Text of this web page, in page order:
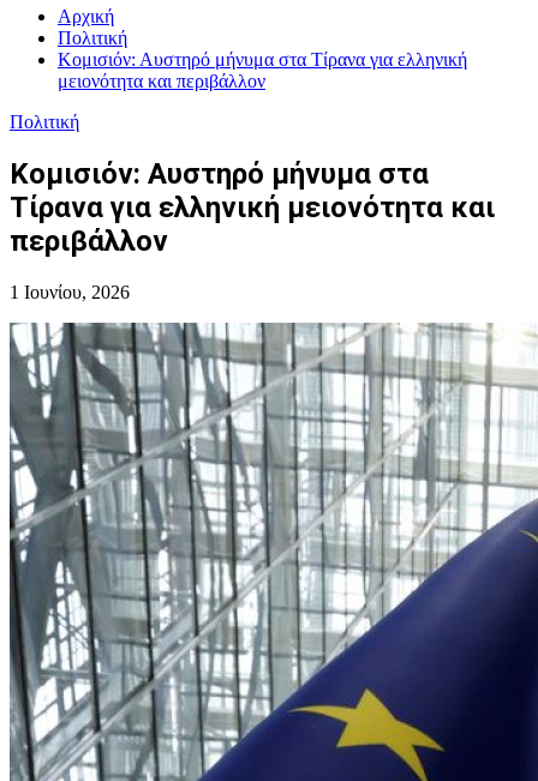
Αρχική
Πολιτική
Κομισιόν: Αυστηρό μήνυμα στα Τίρανα για ελληνική
μειονότητα και περιβάλλον
Πολιτική
Κομισιόν: Αυστηρό μήνυμα στα
Τίρανα για ελληνική μειονότητα και
περιβάλλον
1 Ιουνίου, 2026